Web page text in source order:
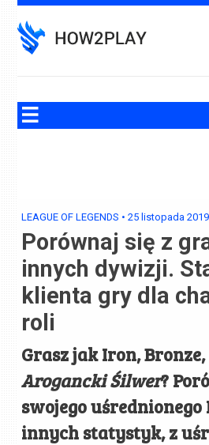
to
content
LEAGUE OF LEGENDS •25 listopada 2019
Porównaj się z
innych dywizji.
klienta gry dla
roli
Grasz jak Iron, Bronze,
Arogancki Śilwer?
swojego uśrednionego
innych statystyk, z